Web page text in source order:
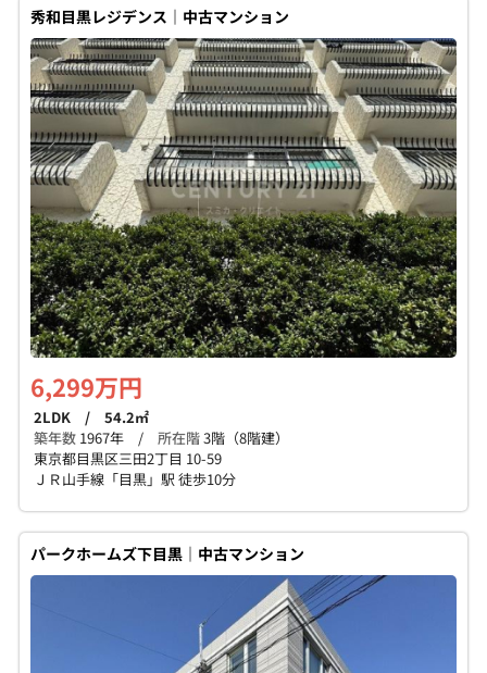
秀和目黒レジデンス｜中古マンション
6,299万円
2LDK / 54.2㎡
築年数 1967年 / 所在階3階（8階建）
東京都目黒区三田2丁目 10-59
ＪＲ山手線「目黒」駅 徒歩10分
パークホームズ下目黒｜中古マンション